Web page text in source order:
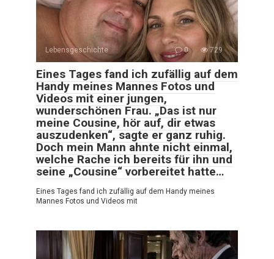
Lebensgeschichte 0 729
Eines Tages fand ich zufällig auf dem
Handy meines Mannes Fotos und
Videos mit einer jungen,
wunderschönen Frau. „Das ist nur
meine Cousine, hör auf, dir etwas
auszudenken“, sagte er ganz ruhig.
Doch mein Mann ahnte nicht einmal,
welche Rache ich bereits für ihn und
seine „Cousine“ vorbereitet hatte…
Eines Tages fand ich zufällig auf dem Handy meines
Mannes Fotos und Videos mit